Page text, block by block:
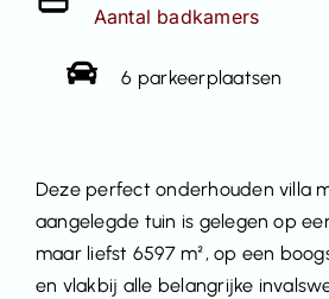
Aantal badkamers
6 parkeerplaatsen
Deze perfect onderhouden villa
aangelegde tuin is gelegen op
maar liefst 6597 m², op een
en vlakbij alle belangrijke